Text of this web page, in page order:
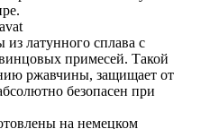
латунного сплава с
примесей. Такой
ржавчины, защищает от
безопасен при
на немецком